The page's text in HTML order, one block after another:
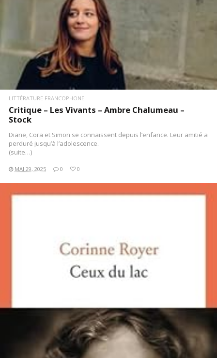
LITTÉRATURE FRANCOPHONE
Critique – Les Vivants – Ambre Chalumeau –
Stock
Diane, Cora et Simon se connaissent depuis l’enfance. Leur amitié a
perduré jusqu’à l’adolescence.
(suite…)
MAI 29, 2025 0 0
LIRE LA SUITE